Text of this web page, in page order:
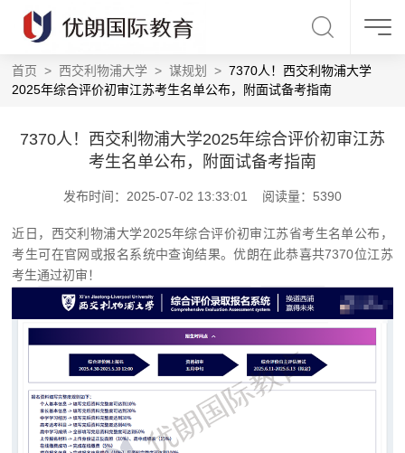
首页 > 西交利物浦大学 > 谋规划 > 7370人！西交利物浦大学
2025年综合评价初审江苏考生名单公布，附面试备考指南
7370人！西交利物浦大学2025年综合评价初审江苏
考生名单公布，附面试备考指南
发布时间：2025-07-02 13:33:01 阅读量：5390
近日，西交利物浦大学2025年综合评价初审江苏省考生名单公布，
考生可在官网或报名系统中查询结果。优朗在此恭喜共7370位江苏
考生通过初审！